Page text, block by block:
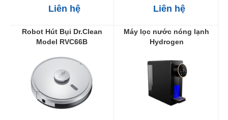
Liên hệ Liên hệ
Robot Hút Bụi Dr.Clean
Model RVC66B
Máy lọc nước nóng lạnh
Hydrogen